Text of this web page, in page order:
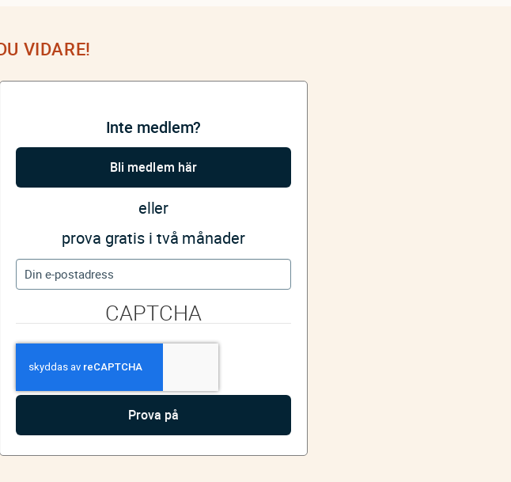
VIDARE!
Inte medlem?
Bli medlem här
eller
prova gratis i två månader
CAPTCHA